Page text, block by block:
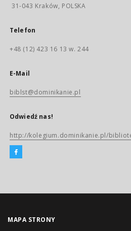
31-043 Kraków, POLSKA
Telefon
+48 (12) 423 16 13 w. 244
E-Mail
biblst@dominikanie.pl
Odwiedź nas!
http://kolegium.dominikanie.pl/
MAPA STRONY